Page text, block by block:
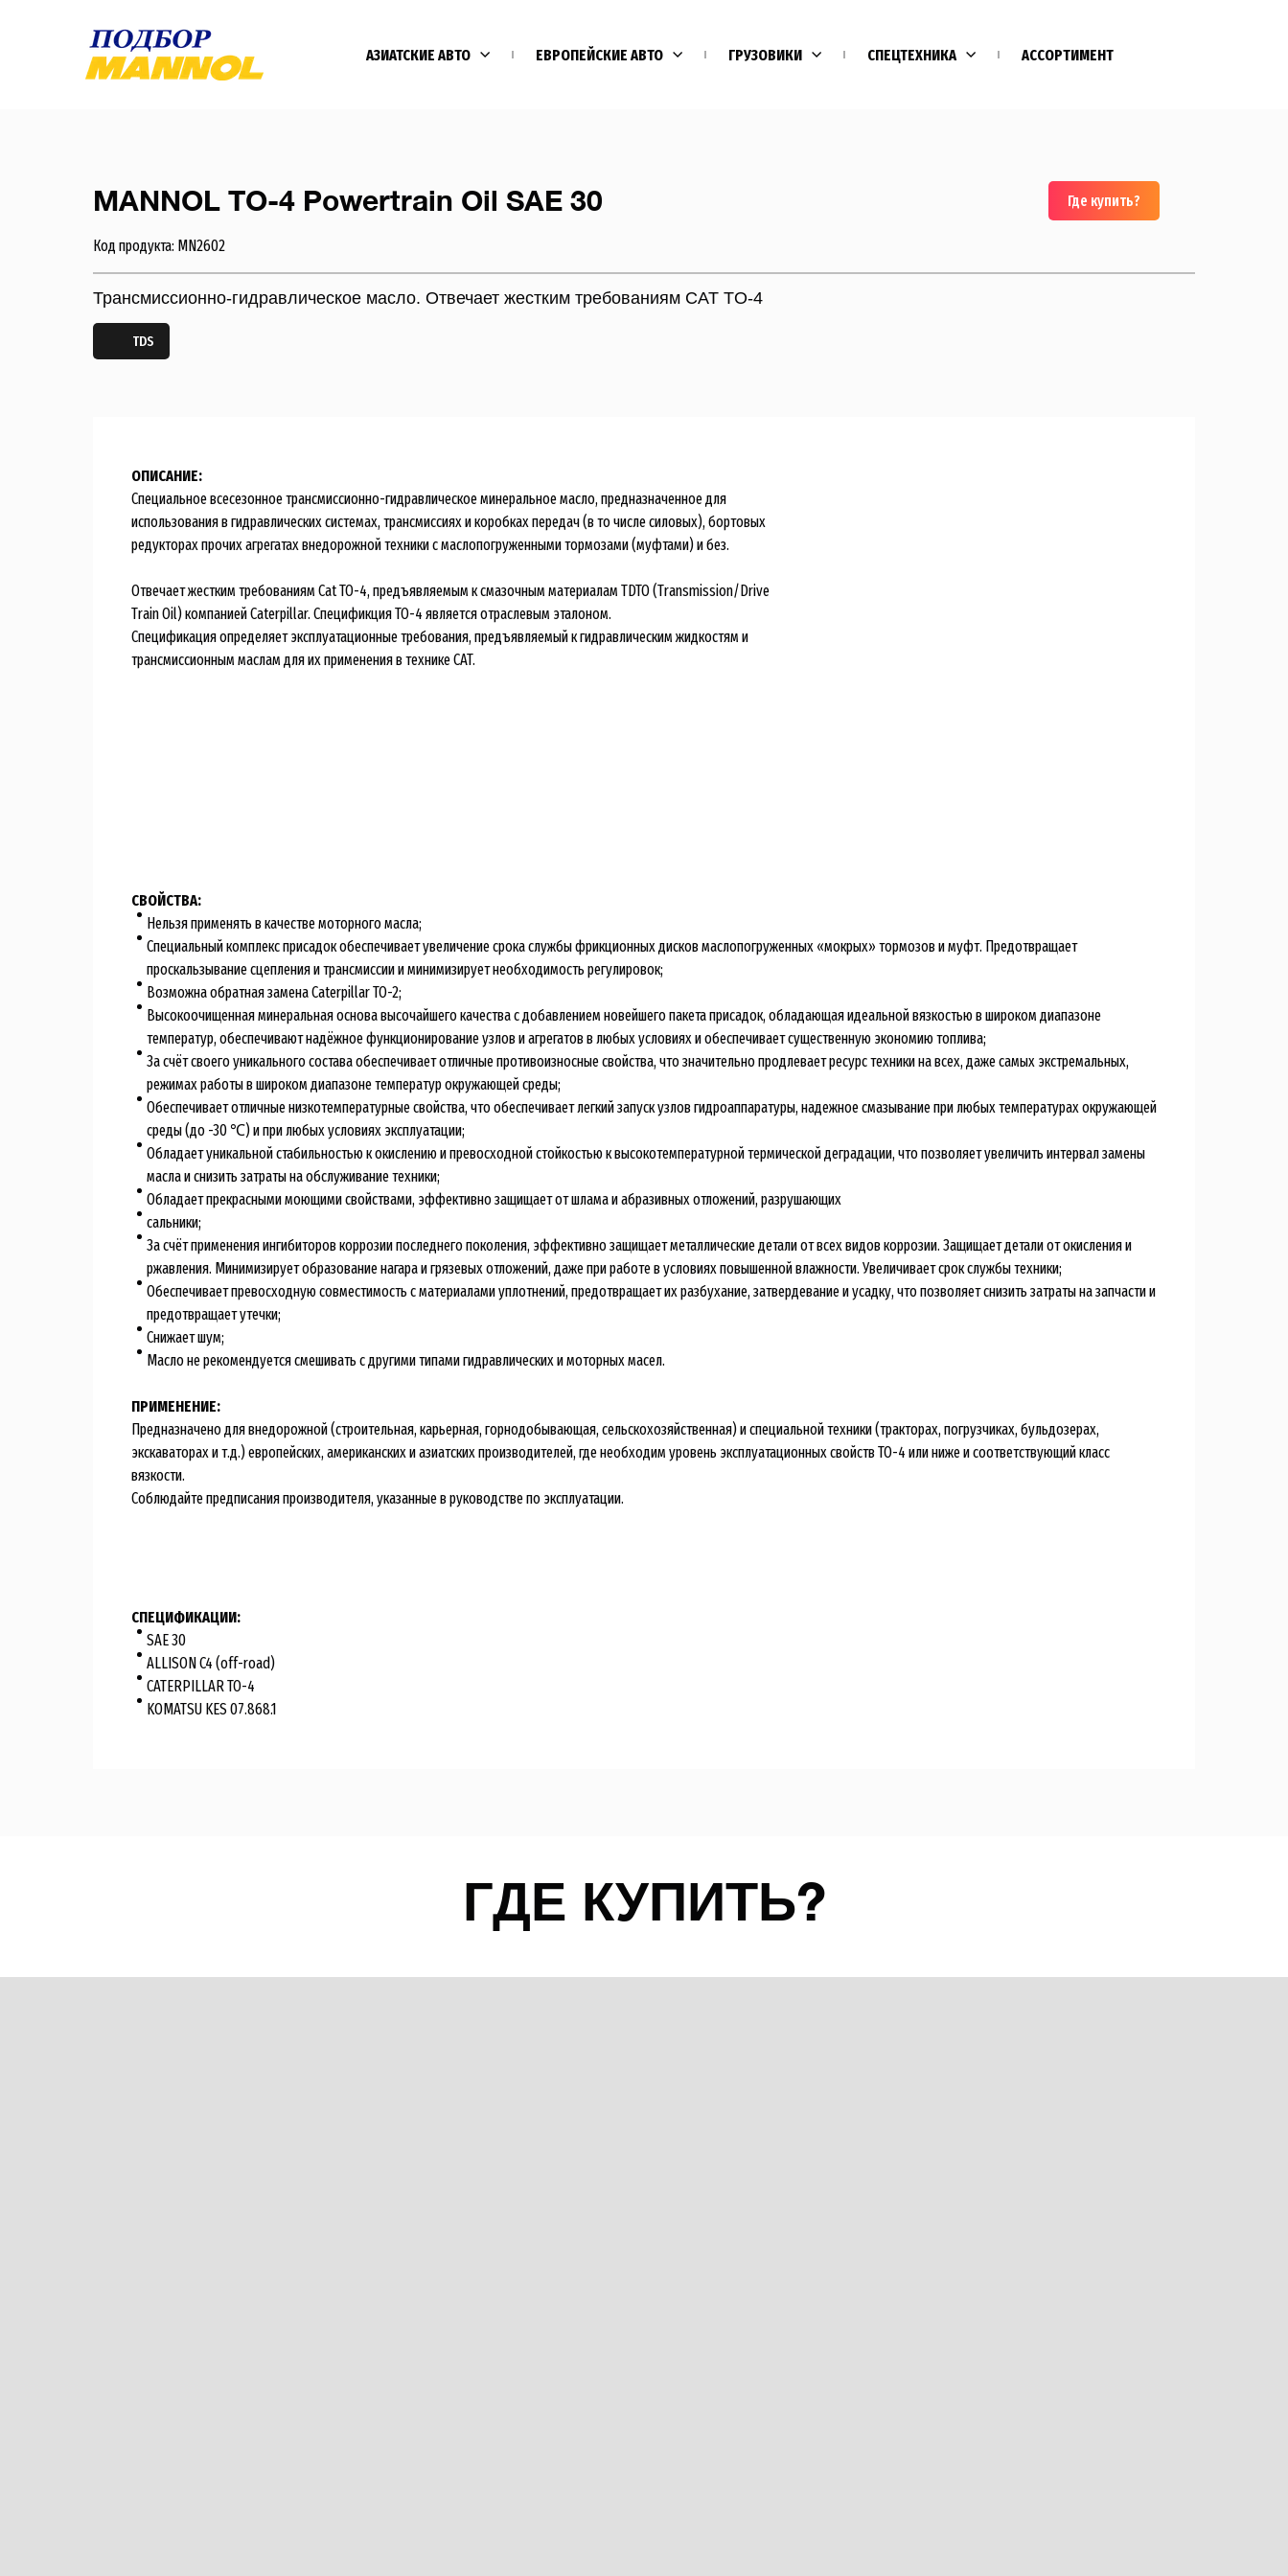
АЗИАТСКИЕ АВТО ЕВРОПЕЙСКИЕ АВТО ГРУЗОВИКИ СПЕЦТЕХНИКА АССОРТИМЕНТ
Где купить?
MANNOL TO-4 Powertrain Oil SAE 30
Код продукта: MN2602
Трансмиссионно-гидравлическое масло. Отвечает жестким требованиям CAT TO-4
TDS
ОПИСАНИЕ:
Специальное всесезонное трансмиссионно-гидравлическое минеральное масло, предназначенное для
использования в гидравлических системах, трансмиссиях и коробках передач (в то числе силовых), бортовых
редукторах прочих агрегатах внедорожной техники с маслопогруженными тормозами (муфтами) и без.
Отвечает жестким требованиям Cat TO-4, предъявляемым к смазочным материалам TDTO (Transmission/Drive
Train Oil) компанией Caterpillar. Спецификция TO-4 является отраслевым эталоном.
Спецификация определяет эксплуатационные требования, предъявляемый к гидравлическим жидкостям и
трансмиссионным маслам для их применения в технике CAT.
СВОЙСТВА:
Нельзя применять в качестве моторного масла;
Специальный комплекс присадок обеспечивает увеличение срока службы фрикционных дисков маслопогруженных «мокрых» тормозов и муфт. Предотвращает
проскальзывание сцепления и трансмиссии и минимизирует необходимость регулировок;
Возможна обратная замена Caterpillar TO-2;
Высокоочищенная минеральная основа высочайшего качества с добавлением новейшего пакета присадок, обладающая идеальной вязкостью в широком диапазоне
температур, обеспечивают надёжное функционирование узлов и агрегатов в любых условиях и обеспечивает существенную экономию топлива;
За счёт своего уникального состава обеспечивает отличные противоизносные свойства, что значительно продлевает ресурс техники на всех, даже самых экстремальных,
режимах работы в широком диапазоне температур окружающей среды;
Обеспечивает отличные низкотемпературные свойства, что обеспечивает легкий запуск узлов гидроаппаратуры, надежное смазывание при любых температурах окружающей
среды (до -30 ℃) и при любых условиях эксплуатации;
Обладает уникальной стабильностью к окислению и превосходной стойкостью к высокотемпературной термической деградации, что позволяет увеличить интервал замены
масла и снизить затраты на обслуживание техники;
Обладает прекрасными моющими свойствами, эффективно защищает от шлама и абразивных отложений, разрушающих
сальники;
За счёт применения ингибиторов коррозии последнего поколения, эффективно защищает металлические детали от всех видов коррозии. Защищает детали от окисления и
ржавления. Минимизирует образование нагара и грязевых отложений, даже при работе в условиях повышенной влажности. Увеличивает срок службы техники;
Обеспечивает превосходную совместимость с материалами уплотнений, предотвращает их разбухание, затвердевание и усадку, что позволяет снизить затраты на запчасти и
предотвращает утечки;
Снижает шум;
Масло не рекомендуется смешивать с другими типами гидравлических и моторных масел.
ПРИМЕНЕНИЕ:
Предназначено для внедорожной (строительная, карьерная, горнодобывающая, сельскохозяйственная) и специальной техники (тракторах, погрузчиках, бульдозерах,
экскаваторах и т.д.) европейских, американских и азиатских производителей, где необходим уровень эксплуатационных свойств TO-4 или ниже и соответствующий класс
вязкости.
Соблюдайте предписания производителя, указанные в руководстве по эксплуатации.
СПЕЦИФИКАЦИИ:
SAE 30
ALLISON C4 (off-road)
CATERPILLAR TO-4
KOMATSU KES 07.868.1
ГДЕ КУПИТЬ?